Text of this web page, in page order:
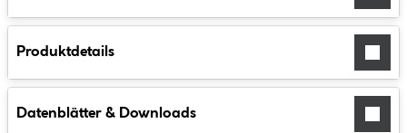
Produktdetails
Datenblätter & Downloads